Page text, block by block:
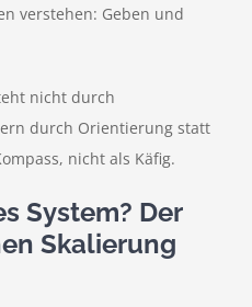
verstehen: Geben und
nicht durch
durch Orientierung statt
nicht als Käfig.
System? Der
Skalierung